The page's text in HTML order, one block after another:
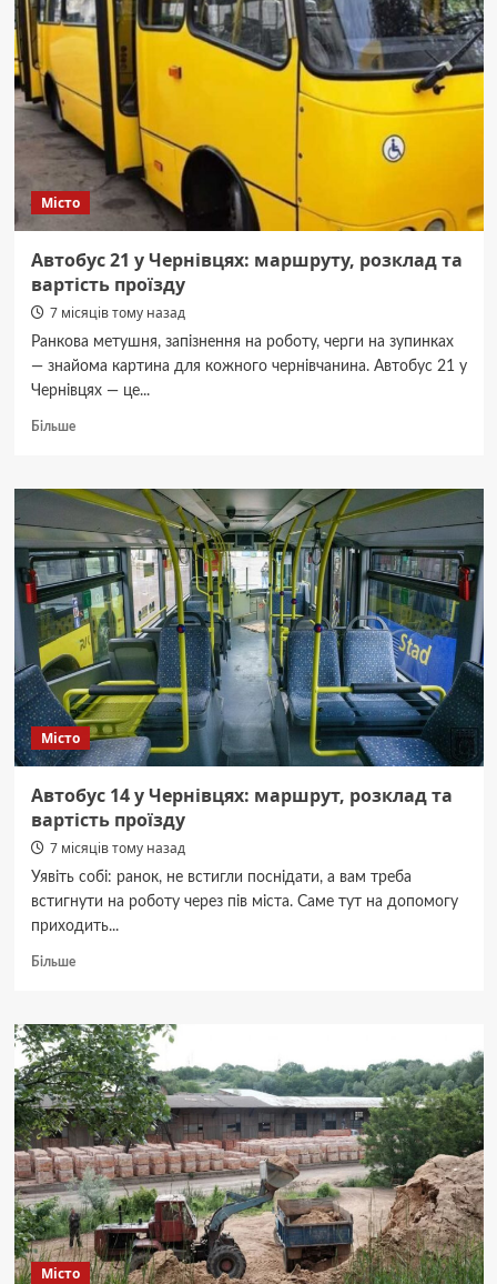
свою
роботу
2025
році
та
повідомив
про
плани.
Наприклад,
Чернівцях
побудують
ТЕЦ,
вироблятиме
електроенергію
зі
Місто
Автобус 21 у Чернівцях: маршруту, розклад та
вартість проїзду
7 місяців тому назад
Ранкова метушня, запізнення на роботу, черги на зупинках
— знайома картина для кожного чернівчанина. Автобус 21 у
Чернівцях — це...
БільшеДокладніше
21
Чернівцях:
маршруту,
розклад
та
вартість
проїзду
Місто
Автобус 14 у Чернівцях: маршрут, розклад та
вартість проїзду
7 місяців тому назад
Уявіть собі: ранок, не встигли поснідати, а вам треба
встигнути на роботу через пів міста. Саме тут на допомогу
приходить...
БільшеДокладніше
14
у
Чернівцях:
маршрут,
розклад
та
вартість
проїзду
Місто